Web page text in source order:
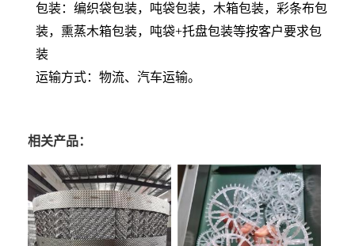
包装：编织袋包装，吨袋包装，木箱包装，彩条布包
装，熏蒸木箱包装，吨袋+托盘包装等按客户要求包
装
运输方式：物流、汽车运输。
相关产品：